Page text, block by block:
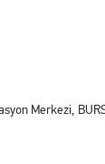
Merkezi,